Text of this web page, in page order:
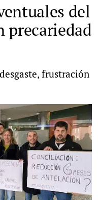
del
precariedad
frustración